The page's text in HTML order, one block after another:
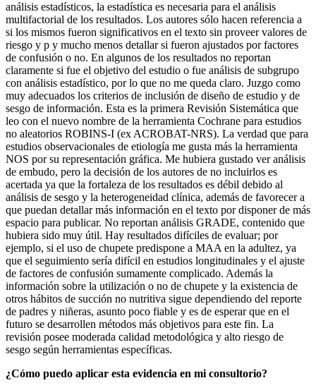
análisis estadísticos, la estadística es necesaria para el análisis
multifactorial de los resultados. Los autores sólo hacen referencia a
si los mismos fueron significativos en el texto sin proveer valores de
riesgo y p y mucho menos detallar si fueron ajustados por factores
de confusión o no. En algunos de los resultados no reportan
claramente si fue el objetivo del estudio o fue análisis de subgrupo
con análisis estadístico, por lo que no me queda claro. Juzgo como
muy adecuados los criterios de inclusión de diseño de estudio y de
sesgo de información. Esta es la primera Revisión Sistemática que
leo con el nuevo nombre de la herramienta Cochrane para estudios
no aleatorios ROBINS-I (ex ACROBAT-NRS). La verdad que para
estudios observacionales de etiología me gusta más la herramienta
NOS por su representación gráfica. Me hubiera gustado ver análisis
de embudo, pero la decisión de los autores de no incluirlos es
acertada ya que la fortaleza de los resultados es débil debido al
análisis de sesgo y la heterogeneidad clínica, además de favorecer a
que puedan detallar más información en el texto por disponer de más
espacio para publicar. No reportan análisis GRADE, contenido que
hubiera sido muy útil. Hay resultados difíciles de evaluar; por
ejemplo, si el uso de chupete predispone a MAA en la adultez, ya
que el seguimiento sería difícil en estudios longitudinales y el ajuste
de factores de confusión sumamente complicado. Además la
información sobre la utilización o no de chupete y la existencia de
otros hábitos de succión no nutritiva sigue dependiendo del reporte
de padres y niñeras, asunto poco fiable y es de esperar que en el
futuro se desarrollen métodos más objetivos para este fin. La
revisión posee moderada calidad metodológica y alto riesgo de
sesgo según herramientas específicas.
¿Cómo puedo aplicar esta evidencia en mi consultorio?